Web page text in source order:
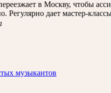
в Москву, чтобы
Регулярно дает мастер-
музыкантов